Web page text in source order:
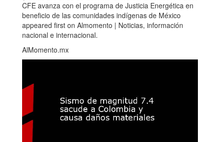
CFE avanza con el programa de Justicia Energética en
beneficio de las comunidades indígenas de México
appeared first on Almomento | Noticias, información
nacional e internacional.
AlMomento.mx